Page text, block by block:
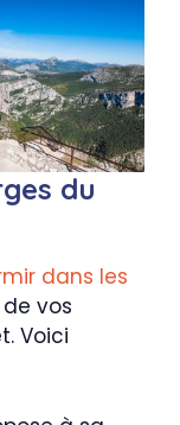
du
dans les
vos
Voici